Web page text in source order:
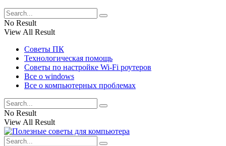
No Result
View All Result
Советы ПК
Технологическая помощь
Советы по настройке Wi-Fi роутеров
Все о windows
Все о компьютерных проблемах
No Result
View All Result